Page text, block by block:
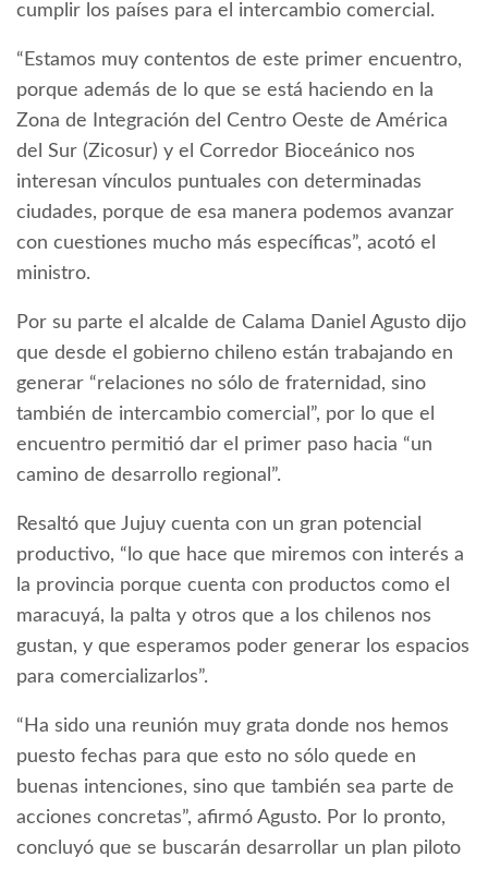
cumplir los países para el intercambio comercial.
“Estamos muy contentos de este primer encuentro,
porque además de lo que se está haciendo en la
Zona de Integración del Centro Oeste de América
del Sur (Zicosur) y el Corredor Bioceánico nos
interesan vínculos puntuales con determinadas
ciudades, porque de esa manera podemos avanzar
con cuestiones mucho más específicas”, acotó el
ministro.
Por su parte el alcalde de Calama Daniel Agusto dijo
que desde el gobierno chileno están trabajando en
generar “relaciones no sólo de fraternidad, sino
también de intercambio comercial”, por lo que el
encuentro permitió dar el primer paso hacia “un
camino de desarrollo regional”.
Resaltó que Jujuy cuenta con un gran potencial
productivo, “lo que hace que miremos con interés a
la provincia porque cuenta con productos como el
maracuyá, la palta y otros que a los chilenos nos
gustan, y que esperamos poder generar los espacios
para comercializarlos”.
“Ha sido una reunión muy grata donde nos hemos
puesto fechas para que esto no sólo quede en
buenas intenciones, sino que también sea parte de
acciones concretas”, afirmó Agusto. Por lo pronto,
concluyó que se buscarán desarrollar un plan piloto